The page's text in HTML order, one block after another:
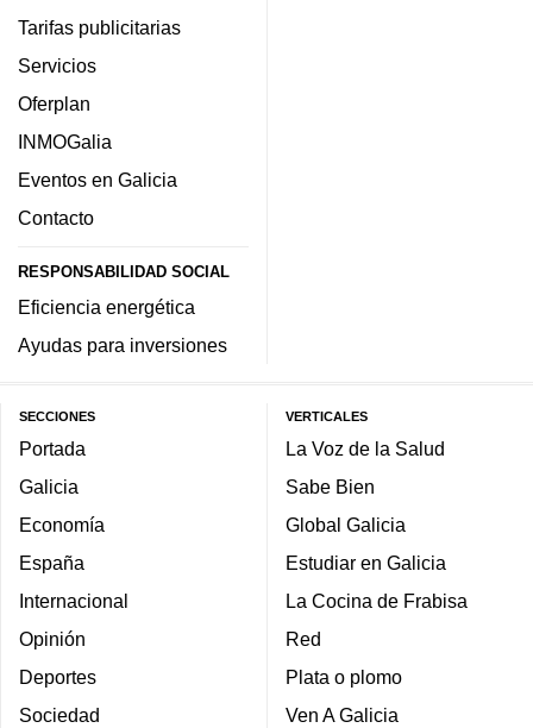
Tarifas publicitarias
Servicios
Oferplan
INMOGalia
Eventos en Galicia
Contacto
RESPONSABILIDAD SOCIAL
Eficiencia energética
Ayudas para inversiones
SECCIONES
Portada
Galicia
Economía
España
Internacional
Opinión
Deportes
Sociedad
VERTICALES
La Voz de la Salud
Sabe Bien
Global Galicia
Estudiar en Galicia
La Cocina de Frabisa
Red
Plata o plomo
Ven A Galicia